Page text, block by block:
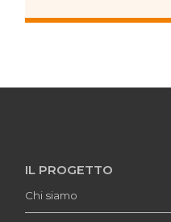
IL PROGETTO
Chi siamo